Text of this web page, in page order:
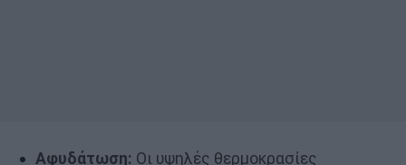
Αφυδάτωση: Οι υψηλές θερμοκρασίες